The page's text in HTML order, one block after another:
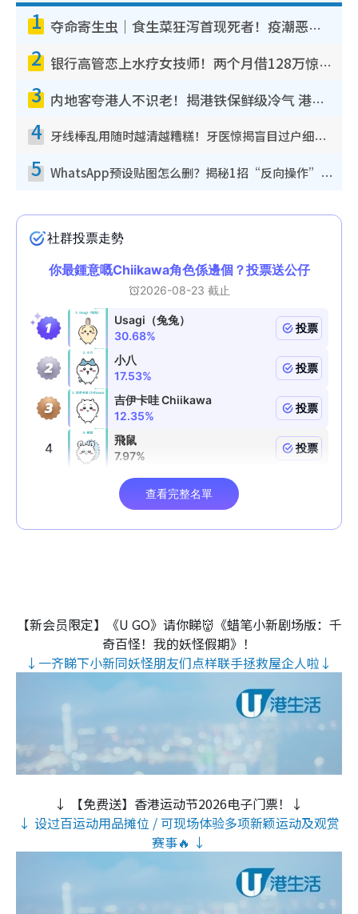
1 夺命寄生虫｜食生菜狂泻首现死者！疫潮恶化录1.8万宗病例 揭洗菜3大谬误
2 银行高管恋上水疗女技师！两个月借128万惊觉“沉船”沉落火海 揭背后疑似邪教操控卖淫
3 内地客夸港人不识老！揭港铁保鲜级冷气 港人求放过：别投诉
4 牙线棒乱用随时越清越糟糕！牙医惊揭盲目过户细菌恐致蛀牙：这种才是日常真保养
5 WhatsApp预设贴图怎么删？揭秘1招“反向操作”还原简洁界面 附3步实测教程
【新会员限定】《U GO》请你睇👹《蜡笔小新剧场版：千
奇百怪！我的妖怪假期》！
↓一齐睇下小新同妖怪朋友们点样联手拯救屋企人啦↓
↓ 【免费送】香港运动节2026电子门票！↓
↓ 设过百运动用品摊位 / 可现场体验多项新颖运动及观赏
赛事🔥 ↓